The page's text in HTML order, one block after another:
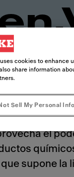
de
el
supone la
cookies to enhance
share information
Sell My Personal